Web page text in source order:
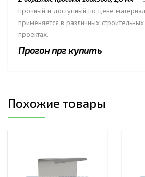
прочный и доступный по цене
применяется в различных
проектах.
Прогон прг купить
Похожие товары